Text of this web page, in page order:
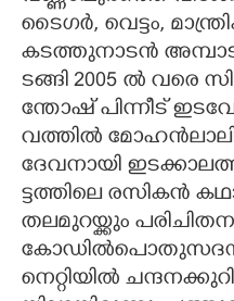
ടൈ​ഗ​ർ,​ ​വെ​ട്ടം,​
ക​ട​ത്തു​നാ​ട​ൻ​
ട​ങ്ങി​ 2005​ ​ൽ​ ​വ​രെ​
ന്തോ​ഷ് ​പി​ന്നീ​ട്
വ​ത്തി​ൽ​
ദേ​വ​നായി
ട്ട​ത്തി​ലെ​ ​ര​സി​ക​ൻ​
ത​ല​മു​റ​യ്ക്കും​
കോ​ഡിൽപൊ​തു​സ​ദ​സിൽ
നെ​റ്റി​യിൽ